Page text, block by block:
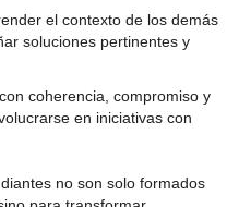
el contexto de los demás
soluciones pertinentes y
coherencia, compromiso y
en iniciativas con
no son solo formados